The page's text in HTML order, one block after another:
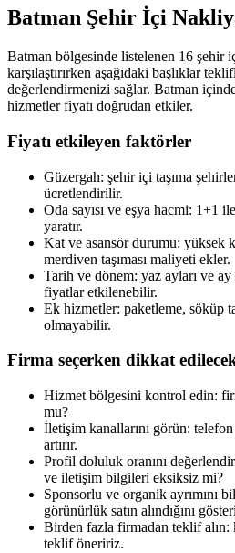
Batman Şehir İçi
Batman bölgesinde listelenen 16 şehir
karşılaştırırken aşağıdaki başlıklar
değerlendirmenizi sağlar. Batman
hizmetler fiyatı doğrudan etkiler.
Fiyatı etkileyen faktörler
Güzergah: şehir içi taşıma
ücretlendirilir.
Oda sayısı ve eşya hacmi: 1+1
yaratır.
Kat ve asansör durumu: yüksek
merdiven taşıması maliyeti ekler.
Tarih ve dönem: yaz ayları ve
fiyatlar etkilenebilir.
Ek hizmetler: paketleme, söküp
olmayabilir.
Firma seçerken dikkat
Hizmet bölgesini kontrol edin:
mu?
İletişim kanallarını görün:
artırır.
Profil doluluk oranını
ve iletişim bilgileri eksiksiz mi?
Sponsorlu ve organik ayrımını
görünürlük satın alındığını
Birden fazla firmadan teklif alın:
teklif öneririz.